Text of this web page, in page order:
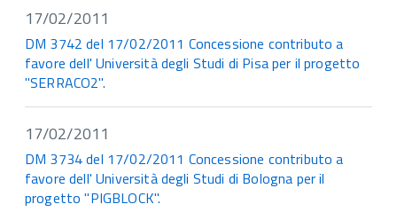
17/02/2011
DM 3742 del 17/02/2011 Concessione contributo a
favore dell' Università degli Studi di Pisa per il progetto
"SERRACO2".
17/02/2011
DM 3734 del 17/02/2011 Concessione contributo a
favore dell' Università degli Studi di Bologna per il
progetto "PIGBLOCK".